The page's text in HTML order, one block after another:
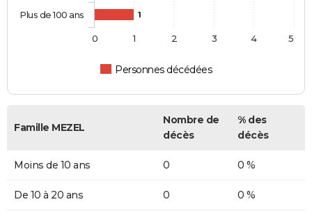
1
Personnes décédées
Plus de 100 ans
0 1 2 3 4 5
Famille MEZEL
Nombre de
décès
% des
décès
Moins de 10 ans 0 0 %
De 10 à 20 ans 0 0 %